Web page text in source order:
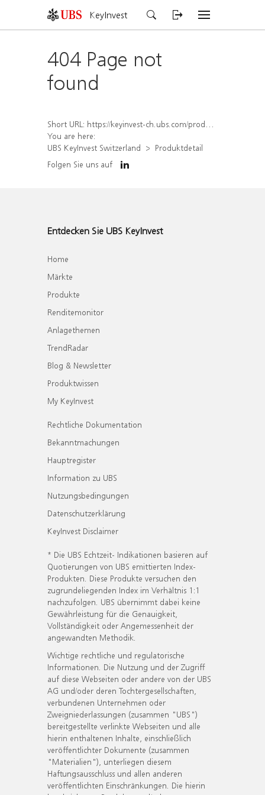
KeyInvest
404 Page not
found
Short URL: https://keyinvest-ch.ubs.com/produkt/detail/index/isin/CH1577843142
You are here:
UBS KeyInvest Switzerland
Produktdetail
Folgen Sie uns auf
Entdecken Sie UBS KeyInvest
Home
Märkte
Produkte
Renditemonitor
Anlagethemen
TrendRadar
Blog & Newsletter
Produktwissen
My KeyInvest
Rechtliche Dokumentation
Bekanntmachungen
Hauptregister
Information zu UBS
Nutzungsbedingungen
Datenschutzerklärung
KeyInvest Disclaimer
* Die UBS Echtzeit- Indikationen basieren auf
Quotierungen von UBS emittierten Index-
Produkten. Diese Produkte versuchen den
zugrundeliegenden Index im Verhältnis 1:1
nachzufolgen. UBS übernimmt dabei keine
Gewährleistung für die Genauigkeit,
Vollständigkeit oder Angemessenheit der
angewandten Methodik.
Wichtige rechtliche und regulatorische
Informationen. Die Nutzung und der Zugriff
auf diese Webseiten oder andere von der UBS
AG und/oder deren Tochtergesellschaften,
verbundenen Unternehmen oder
Zweigniederlassungen (zusammen "UBS")
bereitgestellte verlinkte Webseiten und alle
hierin enthaltenen Inhalte, einschließlich
veröffentlichter Dokumente (zusammen
"Materialien"), unterliegen diesem
Haftungsausschluss und allen anderen
veröffentlichten Einschränkungen. Die hierin